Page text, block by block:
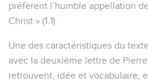
préfèrent l’humble appellation
Christ » (1.1).
Une des caractéristiques du
avec la deuxième lettre de
retrouvent, idée et vocabulaire,